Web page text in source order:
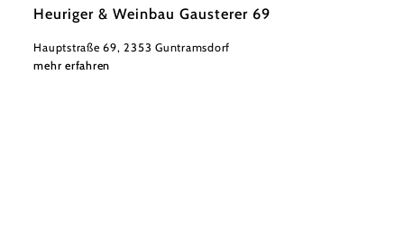
Heuriger & Weinbau Gausterer 69
Hauptstraße 69, 2353 Guntramsdorf
mehr erfahren